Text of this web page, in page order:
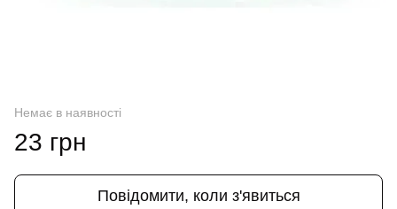
Немає в наявності
23 грн
Повідомити, коли з'явиться